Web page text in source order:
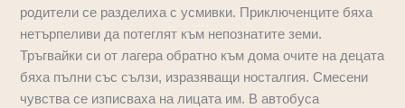
родители се разделиха с усмивки. Приключенците бяха
нетърпеливи да потеглят към непознатите земи.
Тръгвайки си от лагера обратно към дома очите на децата
бяха пълни със сълзи, изразяващи носталгия. Смесени
чувства се изписваха на лицата им. В автобуса